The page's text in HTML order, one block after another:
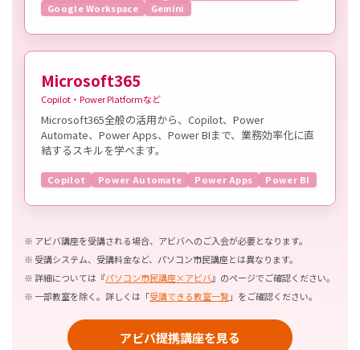
アビバ講座を受講される場合、アビバへのご入会が必要となります。
受講システム、受講料金など、パソコン市民講座とは異なります。
詳細については『パソコン市民講座×アビバ』のページでご確認ください。
一部教室を除く。詳しくは「受講できる教室一覧」をご確認ください。
アビバ提携講座を見る
Google Workspace
Gemini
Microsoft365
Copilot・Power Platformなど
Microsoft365全般の活用から、Copilot、Power
Automate、Power Apps、Power BIまで、業務効率化に直
結するスキルを学べます。
Copilot Power Automate Power Apps Power BI